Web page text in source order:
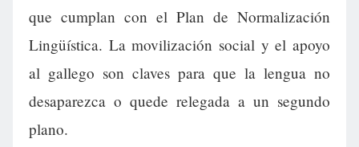
que cumplan con el Plan de Normalización
Lingüística. La movilización social y el apoyo
al gallego son claves para que la lengua no
desaparezca o quede relegada a un segundo
plano.